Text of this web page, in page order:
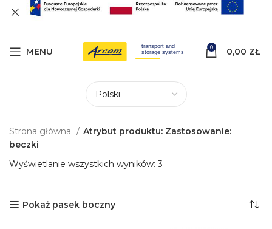
MENU 0 0,00 ZŁ
Strona główna
Atrybut produktu: Zastosowanie:
beczki
Wyświetlanie wszystkich wyników: 3
Pokaż pasek boczny